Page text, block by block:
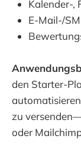
Kalender-,
E-Mail-/
den Starter-
zu
oder